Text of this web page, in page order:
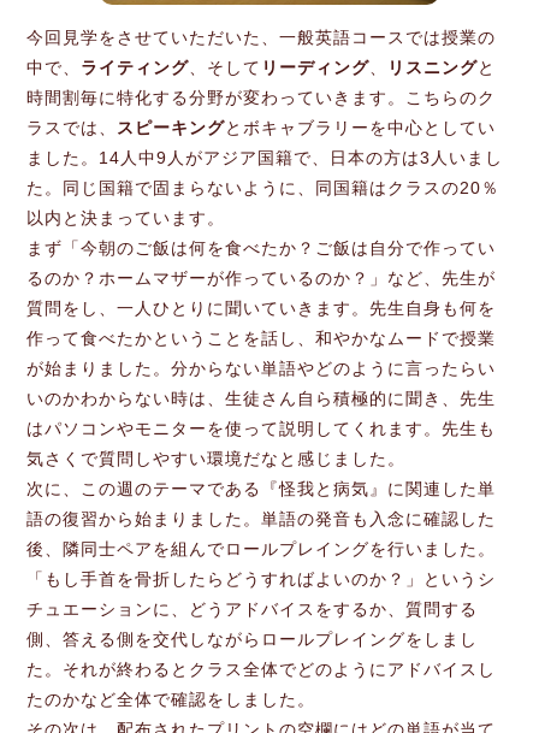
今回見学をさせていただいた、一般英語コースでは授業の
中で、 ライティング 、そして リーディング リスニングと
時間割毎に特化する分野が変わっていきます。こちらのク
ラスでは、 スピーキングとボキャブラリーを中心としてい
ました。14人中9人がアジア国籍で、日本の方は3人いまし
た。同じ国籍で固まらないように、同国籍はクラスの20％
以内と決まっています。
まず「今朝のご飯は何を食べたか？ご飯は自分で作ってい
るのか？ホームマザーが作っているのか？」など、先生が
質問をし、一人ひとりに聞いていきます。先生自身も何を
作って食べたかということを話し、和やかなムードで授業
が始まりました。分からない単語やどのように言ったらい
いのかわからない時は、生徒さん自ら積極的に聞き、先生
はパソコンやモニターを使って説明してくれます。先生も
気さくで質問しやすい環境だなと感じました。
次に、この週のテーマである『怪我と病気』に関連した単
語の復習から始まりました。単語の発音も入念に確認した
後、隣同士ペアを組んでロールプレイングを行いました。
「もし手首を骨折したらどうすればよいのか？」というシ
チュエーションに、どうアドバイスをするか、質問する
側、答える側を交代しながらロールプレイングをしまし
た。それが終わるとクラス全体でどのようにアドバイスし
たのかなど全体で確認をしました。